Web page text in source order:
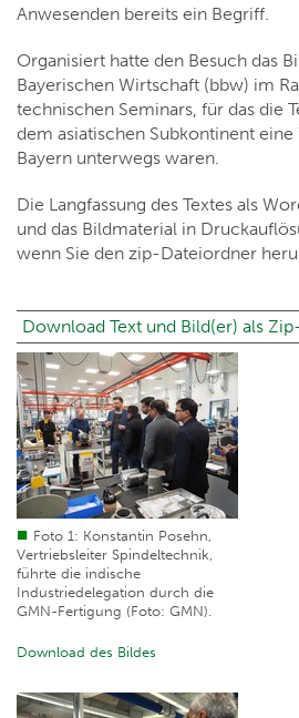
Anwesenden bereits ein Begriff.
Organisiert hatte den Besuch das
Bayerischen Wirtschaft (bbw) im
technischen Seminars, für das die
dem asiatischen Subkontinent
Bayern unterwegs waren.
Die Langfassung des Textes als
und das Bildmaterial in
wenn Sie den zip-Dateiordner
Download Text und Bild(er) als
Foto 1: Konstantin Posehn,
Vertriebsleiter Spindeltechnik,
führte die indische
Industriedelegation durch die
GMN-Fertigung (Foto: GMN).
Download des Bildes